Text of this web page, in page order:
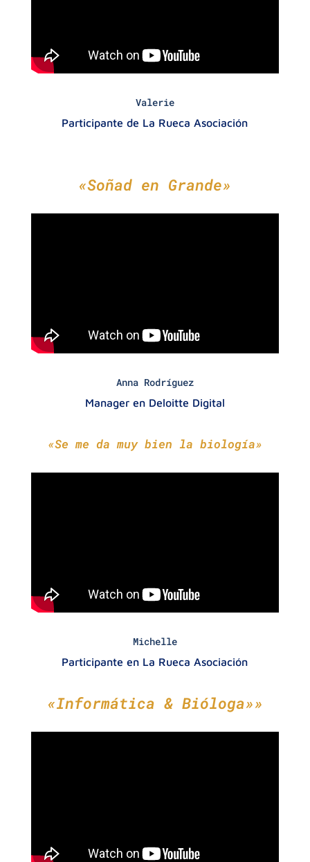
Valerie
Participante de La Rueca Asociación
«Soñad en Grande»
Anna Rodríguez
Manager en Deloitte Digital
«Se me da muy bien la biología»
Michelle
Participante en La Rueca Asociación
«Informática & Bióloga»»